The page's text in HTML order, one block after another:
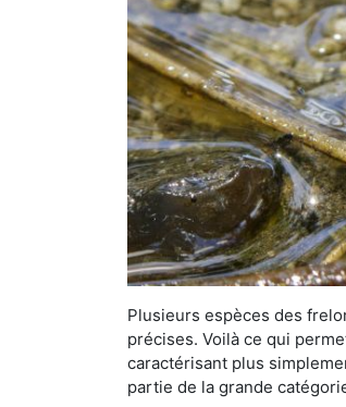
Plusieurs espèces des
précises. Voilà ce qui
caractérisant plus
partie de la grande